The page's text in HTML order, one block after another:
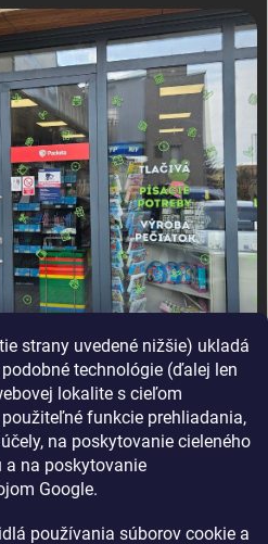
strany uvedené nižšie) ukladá
technológie (ďalej len
lokalite s cieľom
funkcie prehliadania,
na poskytovanie cieleného
a na poskytovanie
Google.
používania súborov cookie a